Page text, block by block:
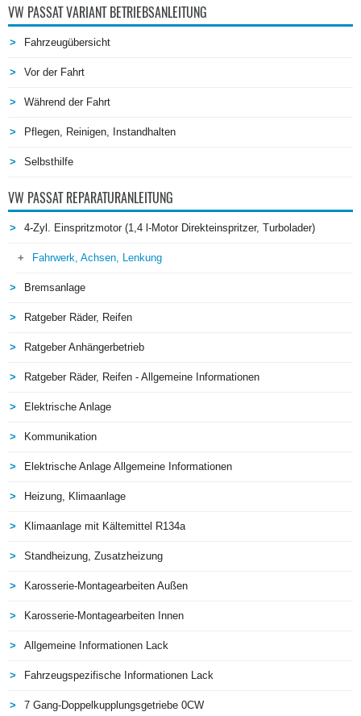
VW PASSAT VARIANT BETRIEBSANLEITUNG
Fahrzeugübersicht
Vor der Fahrt
Während der Fahrt
Pflegen, Reinigen, Instandhalten
Selbsthilfe
VW PASSAT REPARATURANLEITUNG
4-Zyl. Einspritzmotor (1,4 l-Motor Direkteinspritzer, Turbolader)
Fahrwerk, Achsen, Lenkung
Bremsanlage
Ratgeber Räder, Reifen
Ratgeber Anhängerbetrieb
Ratgeber Räder, Reifen - Allgemeine Informationen
Elektrische Anlage
Kommunikation
Elektrische Anlage Allgemeine Informationen
Heizung, Klimaanlage
Klimaanlage mit Kältemittel R134a
Standheizung, Zusatzheizung
Karosserie-Montagearbeiten Außen
Karosserie-Montagearbeiten Innen
Allgemeine Informationen Lack
Fahrzeugspezifische Informationen Lack
7 Gang-Doppelkupplungsgetriebe 0CW